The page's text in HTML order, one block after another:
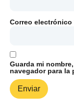
Correo electrónico
Guarda mi
navegador para la